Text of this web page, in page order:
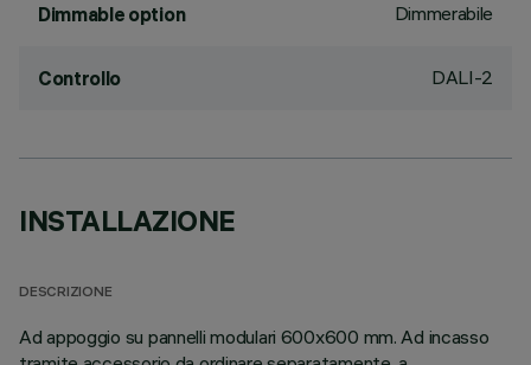
Dimmable option Dimmerabile
Controllo DALI-2
INSTALLAZIONE
DESCRIZIONE
Ad appoggio su pannelli modulari 600x600 mm. Ad incasso